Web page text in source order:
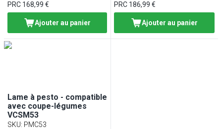
PRC 168,99 €
Ajouter au panier
PRC 186,99 €
Ajouter au panier
Lame à pesto - compatible
avec coupe-légumes
VCSM53
SKU: PMC53